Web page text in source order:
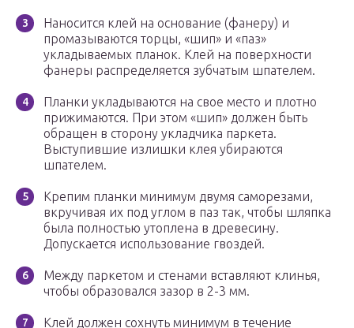
Наносится клей на основание (фанеру) и
промазываются торцы, «шип» и «паз»
укладываемых планок. Клей на поверхности
фанеры распределяется зубчатым шпателем.
Планки укладываются на свое место и плотно
прижимаются. При этом «шип» должен быть
обращен в сторону укладчика паркета.
Выступившие излишки клея убираются
шпателем.
Крепим планки минимум двумя саморезами,
вкручивая их под углом в паз так, чтобы шляпка
была полностью утоплена в древесину.
Допускается использование гвоздей.
Между паркетом и стенами вставляют клинья,
чтобы образовался зазор в 2-3 мм.
Клей должен сохнуть минимум в течение